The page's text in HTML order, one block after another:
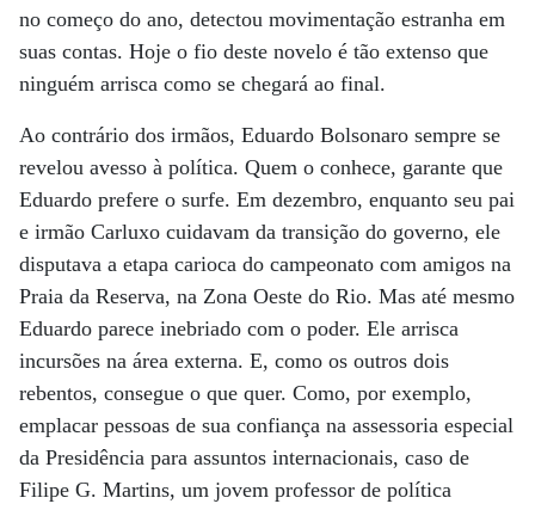
no começo do ano, detectou movimentação estranha em
suas contas. Hoje o fio deste novelo é tão extenso que
ninguém arrisca como se chegará ao final.
Ao contrário dos irmãos, Eduardo Bolsonaro sempre se
revelou avesso à política. Quem o conhece, garante que
Eduardo prefere o surfe. Em dezembro, enquanto seu pai
e irmão Carluxo cuidavam da transição do governo, ele
disputava a etapa carioca do campeonato com amigos na
Praia da Reserva, na Zona Oeste do Rio. Mas até mesmo
Eduardo parece inebriado com o poder. Ele arrisca
incursões na área externa. E, como os outros dois
rebentos, consegue o que quer. Como, por exemplo,
emplacar pessoas de sua confiança na assessoria especial
da Presidência para assuntos internacionais, caso de
Filipe G. Martins, um jovem professor de política